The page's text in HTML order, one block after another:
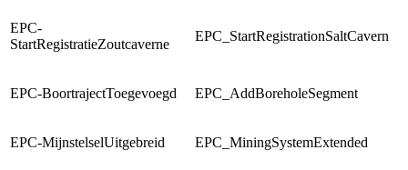
EPC-
StartRegistratieZoutcaverne
EPC_StartRegistrationSaltCavern
EPC-BoortrajectToegevoegd EPC_AddBoreholeSegment
EPC-MijnstelselUitgebreid EPC_MiningSystemExtended